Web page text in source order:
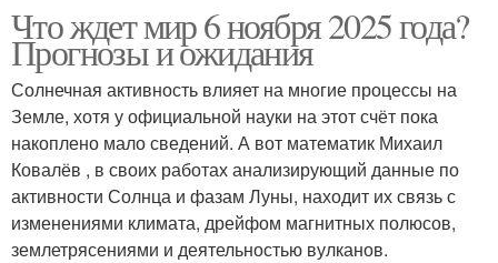
Что ждет мир 6 ноября 2025 года?
Прогнозы и ожидания
Солнечная активность влияет на многие процессы на
Земле, хотя у официальной науки на этот счёт пока
накоплено мало сведений. А вот математик Михаил
Ковалёв , в своих работах анализирующий данные по
активности Солнца и фазам Луны, находит их связь с
изменениями климата, дрейфом магнитных полюсов,
землетрясениями и деятельностью вулканов.